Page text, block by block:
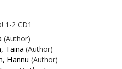
1-2 CD1
(Author)
Taina (Author)
Hannu (Author)